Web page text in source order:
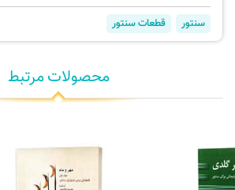
سنتور قطعات سنتور
محصولات مرتبط